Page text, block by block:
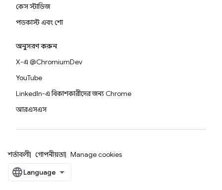
কেস স্টাডিজ
পডকাস্ট এবং শো
অনুসরণ করুন
X-এ @ChromiumDev
YouTube
LinkedIn-এ বিকাশকারীদের জন্য Chrome
আরএসএস
শর্তাবলী গোপনীয়তা Manage cookies